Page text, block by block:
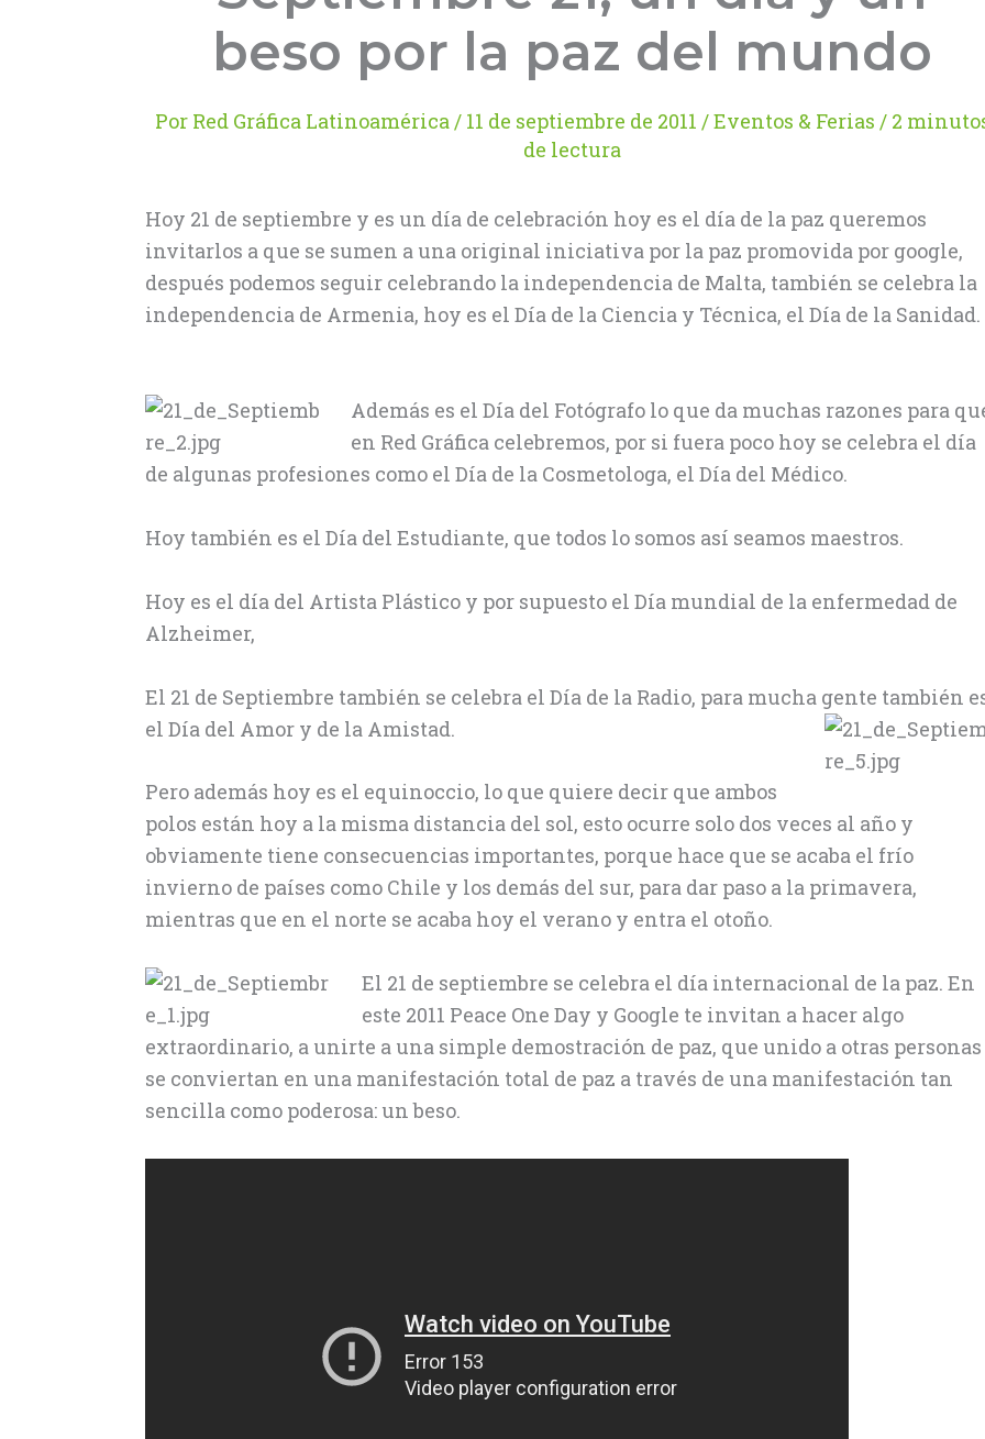
beso por la paz del mundo
Por Red Gráfica Latinoamérica/ 11 de septiembre de 2011 /Eventos & Ferias / 2
de lectura
Hoy 21 de septiembre y es un día de celebración hoy es el día de la paz queremos
invitarlos a que se sumen a una original iniciativa por la paz promovida por google,
después podemos seguir celebrando la independencia de Malta, también se celebra la
independencia de Armenia, hoy es el Día de la Ciencia y Técnica, el Día de la Sanidad.
Además es el Día del Fotógrafo lo que da muchas razones para
en Red Gráfica celebremos, por si fuera poco hoy se celebra el día
de algunas profesiones como el Día de la Cosmetologa, el Día del Médico.
Hoy también es el Día del Estudiante, que todos lo somos así seamos maestros.
Hoy es el día del Artista Plástico y por supuesto el Día mundial de la enfermedad de
Alzheimer,
El 21 de Septiembre también se celebra el Día de la Radio, para mucha gente también
el Día del Amor y de la Amistad.
Pero además hoy es el equinoccio, lo que quiere decir que ambos
polos están hoy a la misma distancia del sol, esto ocurre solo dos veces al año y
obviamente tiene consecuencias importantes, porque hace que se acaba el frío
invierno de países como Chile y los demás del sur, para dar paso a la primavera,
mientras que en el norte se acaba hoy el verano y entra el otoño.
El 21 de septiembre se celebra el día internacional de la paz. En
este 2011 Peace One Day y Google te invitan a hacer algo
extraordinario, a unirte a una simple demostración de paz, que unido a otras personas
se conviertan en una manifestación total de paz a través de una manifestación tan
sencilla como poderosa: un beso.